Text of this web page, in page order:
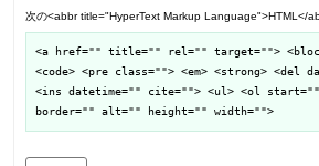
次の<abbr title="HyperText Markup Language">HTML</
<a href="" title="" rel="" target="">
<code> <pre class=""> <em> <strong> <del
<ins datetime="" cite=""> <ul> <ol
border="" alt="" height="" width="">